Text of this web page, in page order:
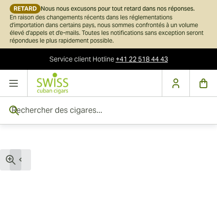
RETARD Nous nous excusons pour tout retard dans nos réponses.
En raison des changements récents dans les réglementations
d'importation dans certains pays, nous sommes confrontés à un volume
élevé d'appels et d'e-mails. Toutes les notifications sans exception seront
répondues le plus rapidement possible.
Service clientHotline+41 22 518 44 43
Skip to Content